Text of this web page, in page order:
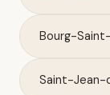
Bourg-
Saint-Jean-